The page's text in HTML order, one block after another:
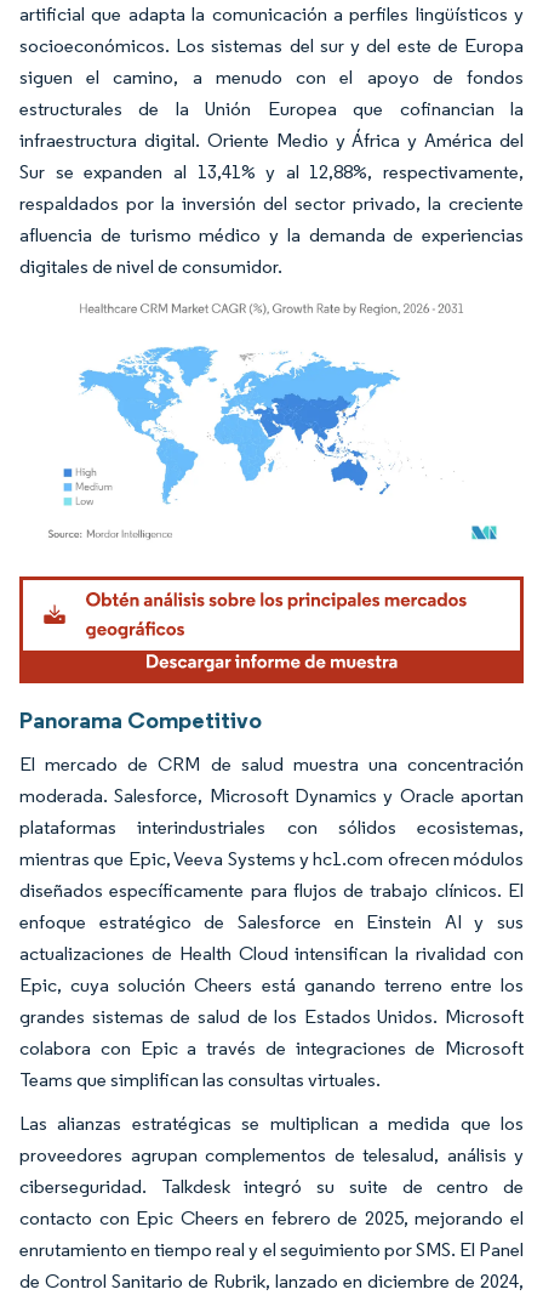
artificial que adapta la comunicación a perfiles lingüísticos y
socioeconómicos. Los sistemas del sur y del este de Europa
siguen el camino, a menudo con el apoyo de fondos
estructurales de la Unión Europea que cofinancian la
infraestructura digital. Oriente Medio y África y América del
Sur se expanden al 13,41% y al 12,88%, respectivamente,
respaldados por la inversión del sector privado, la creciente
afluencia de turismo médico y la demanda de experiencias
digitales de nivel de consumidor.
Imagen © Mordor Intelligence. El uso requiere atribución según CC BY 4.0.
Panorama Competitivo
El mercado de CRM de salud muestra una concentración
moderada. Salesforce, Microsoft Dynamics y Oracle aportan
plataformas interindustriales con sólidos ecosistemas,
mientras que Epic, Veeva Systems y hc1.com ofrecen módulos
diseñados específicamente para flujos de trabajo clínicos. El
enfoque estratégico de Salesforce en Einstein AI y sus
actualizaciones de Health Cloud intensifican la rivalidad con
Epic, cuya solución Cheers está ganando terreno entre los
grandes sistemas de salud de los Estados Unidos. Microsoft
colabora con Epic a través de integraciones de Microsoft
Teams que simplifican las consultas virtuales.
Las alianzas estratégicas se multiplican a medida que los
proveedores agrupan complementos de telesalud, análisis y
ciberseguridad. Talkdesk integró su suite de centro de
contacto con Epic Cheers en febrero de 2025, mejorando el
enrutamiento en tiempo real y el seguimiento por SMS. El Panel
de Control Sanitario de Rubrik, lanzado en diciembre de 2024,